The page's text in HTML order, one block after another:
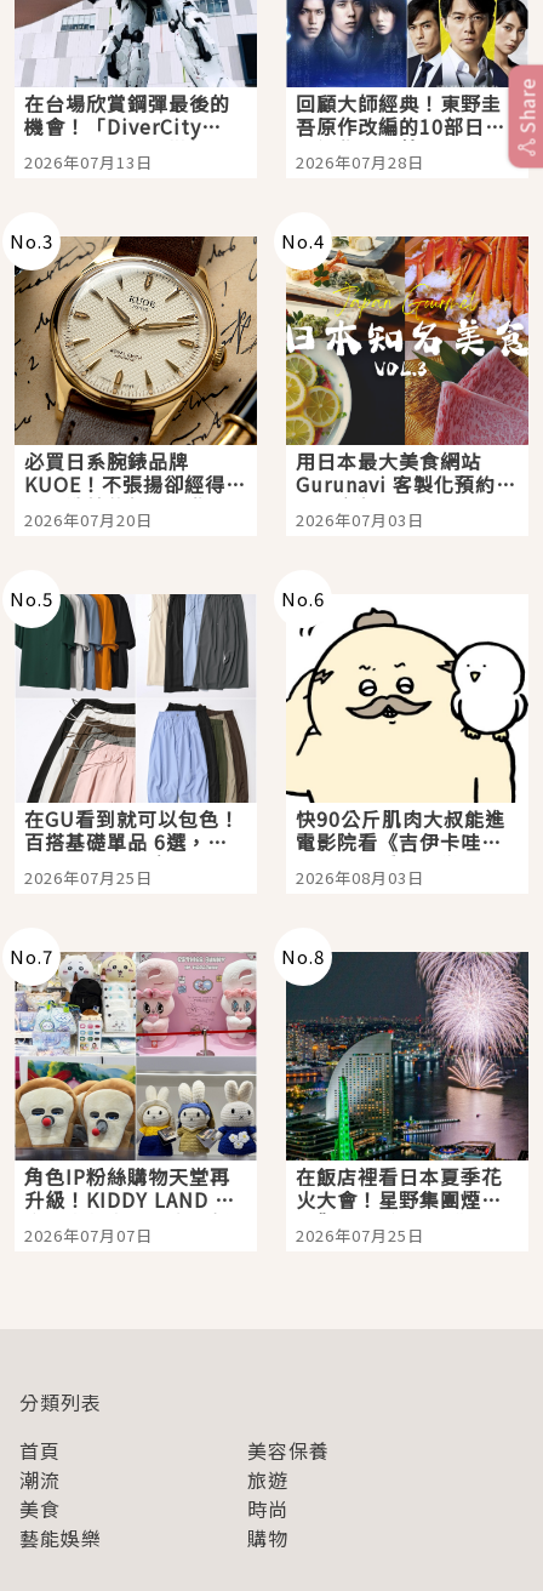
在台場欣賞鋼彈最後的
機會！「DiverCity
Tokyo Plaza」搭船、
購物、美食及夜景，一
2026年07月13日
回顧大師經典！東野圭
吾原作改編的10部日本
影視作品推薦
2026年07月28日
No.3
必買日系腕錶品牌
KUOE！不張揚卻經得起
時間洗鍊的經典之作五
選
2026年07月20日
No.4
用日本最大美食網站
Gurunavi 客製化預約九
大都市餐廳，打造專屬
美食體驗！
2026年07月03日
No.5
在GU看到就可以包色！
百搭基礎單品 6選，閉
眼全收也不心疼
2026年07月25日
No.6
快90公斤肌肉大叔能進
電影院看《吉伊卡哇》
嗎？日本重金屬樂團
「打首」會長與nagano
2026年08月03日
No.7
角色IP粉絲購物天堂再
升級！KIDDY LAND 原
宿店吉伊卡哇迎客，新
開幕 OMOKADO 店3分
2026年07月07日
No.8
在飯店裡看日本夏季花
火大會！星野集團煙火
景觀飯店6選，讓你不用
人擠人悠閒欣賞
2026年07月25日
Share
分類列表
首頁
美容保養
潮流
旅遊
美食
時尚
藝能娛樂
購物